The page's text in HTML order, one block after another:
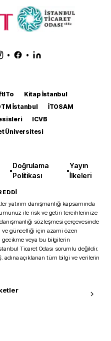
• •
Kitap İstanbul
İstanbul
İTOSAM
ICVB
Üniversitesi
•
Doğrulama
Politikası
•
Yayın
İlkeleri
yatırım danışmanlığı kapsamında
ile risk ve getiri tercihlerinize
sözleşmesi çerçevesinde
güncelliği için azami özen
gecikme veya bu bilgilerin
Ticaret Odası sorumlu değildir.
adına açıklanan tüm bilgi ve verilerin